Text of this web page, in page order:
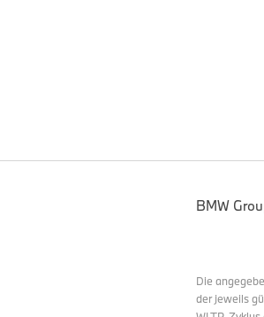
BMW
Die
der jeweils